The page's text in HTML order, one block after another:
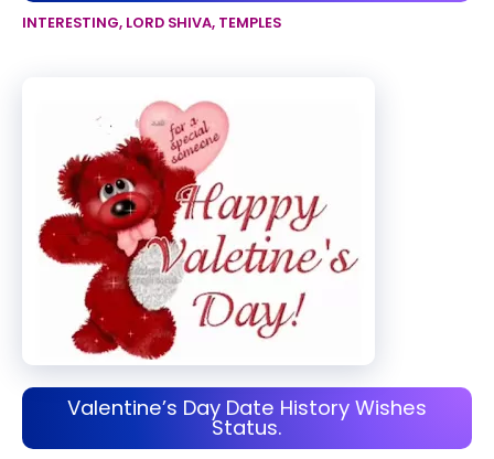
INTERESTING, LORD SHIVA, TEMPLES
Valentine’s Day Date History Wishes
Status.